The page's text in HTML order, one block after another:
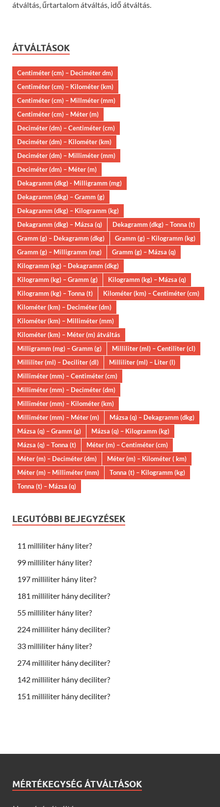
átváltás, űrtartalom átváltás, idő átváltás.
ÁTVÁLTÁSOK
Centiméter (cm) – Deciméter dm)
Centiméter (cm) – Kilométer (km)
Centiméter (cm) – Millméter (mm)
Centiméter (cm) – Méter (m)
Deciméter (dm) – Centiméter (cm)
Deciméter (dm) – Kilométer (km)
Deciméter (dm) – Milliméter (mm)
Deciméter (dm) – Méter (m)
Dekagramm (dkg) - Milligramm (mg)
Dekagramm (dkg) – Gramm (g)
Dekagramm (dkg) – Kilogramm (kg)
Dekagramm (dkg) – Mázsa (q)
Dekagramm (dkg) – Tonna (t)
Gramm (g) – Dekagramm (dkg)
Gramm (g) – Kilogramm (kg)
Gramm (g) – Milligramm (mg)
Gramm (g) – Mázsa (q)
Kilogramm (kg) – Dekagramm (dkg)
Kilogramm (kg) – Gramm (g)
Kilogramm (kg) – Mázsa (q)
Kilogramm (kg) – Tonna (t)
Kilométer (km) – Centiméter (cm)
Kilométer (km) – Deciméter (dm)
Kilométer (km) – Milliméter (mm)
Kilométer (km) – Méter (m) átváltás
Milligramm (mg) – Gramm (g)
Milliliter (ml) – Centiliter (cl)
Milliliter (ml) – Deciliter (dl)
Milliliter (ml) – Liter (l)
Milliméter (mm) – Centiméter (cm)
Milliméter (mm) – Deciméter (dm)
Milliméter (mm) – Kilométer (km)
Milliméter (mm) – Méter (m)
Mázsa (q) – Dekagramm (dkg)
Mázsa (q) – Gramm (g)
Mázsa (q) – Kilogramm (kg)
Mázsa (q) – Tonna (t)
Méter (m) – Centiméter (cm)
Méter (m) – Deciméter (dm)
Méter (m) – Kilométer ( km)
Méter (m) – Milliméter (mm)
Tonna (t) – Kilogramm (kg)
Tonna (t) – Mázsa (q)
LEGUTÓBBI BEJEGYZÉSEK
11 milliliter hány liter?
99 milliliter hány liter?
197 milliliter hány liter?
181 milliliter hány deciliter?
55 milliliter hány liter?
224 milliliter hány deciliter?
33 milliliter hány liter?
274 milliliter hány deciliter?
142 milliliter hány deciliter?
151 milliliter hány deciliter?
MÉRTÉKEGYSÉG ÁTVÁLTÁSOK